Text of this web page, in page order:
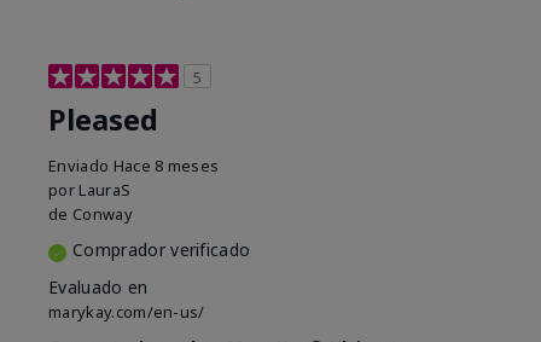
5
Pleased
Enviado Hace 8 meses
por LauraS
de Conway
Comprador verificado
Evaluado en
marykay.com/en-us/